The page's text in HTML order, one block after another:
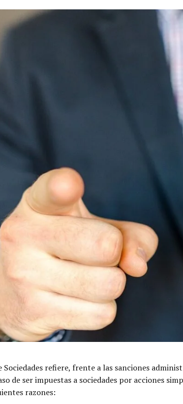
Sociedades refiere, frente a las sanciones
de ser impuestas a sociedades por acciones
razones: